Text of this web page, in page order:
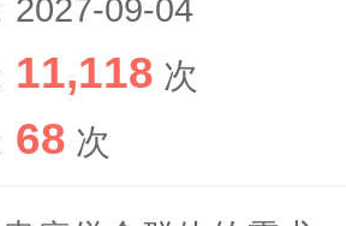
2027-09-04
11,118 次
68 次